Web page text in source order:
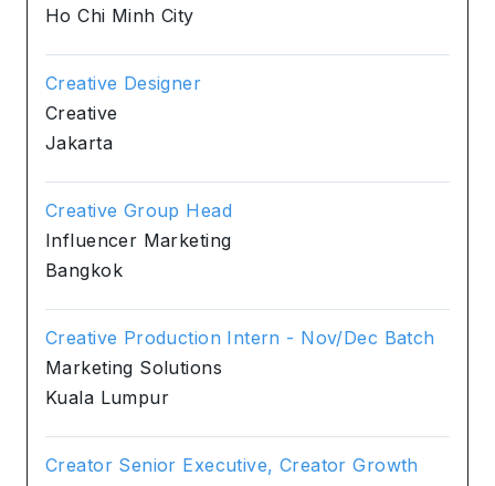
Ho Chi Minh City
Creative Designer
Creative
Jakarta
Creative Group Head
Influencer Marketing
Bangkok
Creative Production Intern - Nov/Dec Batch
Marketing Solutions
Kuala Lumpur
Creator Senior Executive, Creator Growth